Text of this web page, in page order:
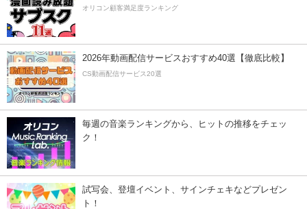
オリコン顧客満足度ランキング
2026年動画配信サービスおすすめ40選【徹底比較】
CS動画配信サービス20選
毎週の音楽ランキングから、ヒットの推移をチェッ
ク！
試写会、登壇イベント、サインチェキなどプレゼン
ト！